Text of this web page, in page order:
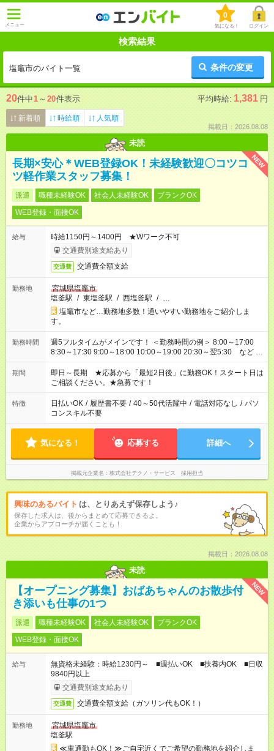
メニュー
0
気になる！ ログイン
検索結果
塩竈市のバイト一覧 条件の変更
20件中1 ～ 20件表示 平均時給: 1,381 円
新着順 時給順 人気順
掲載日：2026.08.08
未読
NEW
長期×安心＊WEB登録OK！未経験歓迎〇コツコ
ツ軽作業スタッフ募集！
派遣 職種未経験OK 社会人未経験OK
ブランクOK
WEB登録・面接OK
給与
時給1150円～1400円 ★Wワーク不可
交通費別途支給あり
交通費 交通費全額支給
勤務地
宮城県塩竈市
塩釜駅 / 東塩釜駅 / 西塩釜駅 / …
塩竈市など…勤務地多数！通いやすい勤務地をご紹介しま
す。
勤務時間
週5フルタイムがメインです！ ＜勤務時間の例＞ 8:00～17:00
8:30～17:30 9:00～18:00 10:00～19:00 20:30～翌5:30 など ★
その他にも勤務時間多数！ 日勤のみ、残業なし、交替制など
ご希望を教えてください！
期間
即日～長期 ★応募から「最短2日後」に勤務OK！スタート日は
ご相談ください。★急募です！
特徴 日払いOK / 履歴書不要 / 40～50代活躍中 / 電話対応なし / パソ
コンスキル不要
気になる！ 応募する 詳細へ
掲載元企業名 株式会社テクノ・サービス 採用担当
興味のあるバイト は、とりあえず保存しよう♪
保存した求人は、後からまとめて応募できるよ。
企業からアプローチが届くことも！
掲載日：2026.08.08
未読
NEW
【オープニング募集】おばあちゃんのお散歩付
き添いも仕事の1つ
派遣 職種未経験OK 社会人未経験OK
ブランクOK
WEB登録・面接OK
給与
無資格未経験：時給1230円～ ■週払いOK ■扶養内OK ■日収
9840円以上
交通費別途支給あり
交通費 交通費全額支給（ガソリン代もOK！）
勤務地
宮城県塩竈市
塩釜駅
≪車通勤もOK！≫ご自宅近くでご希望の勤務地を紹介しま